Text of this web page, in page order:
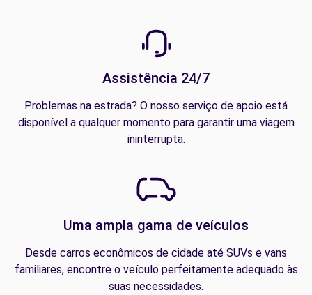
Assistência 24/7
Problemas na estrada? O nosso serviço de apoio está
disponível a qualquer momento para garantir uma viagem
ininterrupta.
Uma ampla gama de veículos
Desde carros econômicos de cidade até SUVs e vans
familiares, encontre o veículo perfeitamente adequado às
suas necessidades.